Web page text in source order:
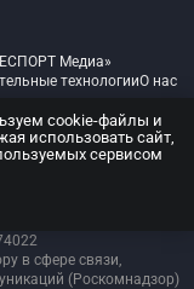
Медиа»
технологииО нас
защищены
средств массовой
022
в сфере связи,
(Роскомнадзор)
cookie-файлы и
использовать сайт,
сервисом